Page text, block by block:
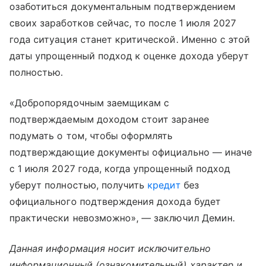
озаботиться документальным подтверждением
своих заработков сейчас, то после 1 июля 2027
года ситуация станет критической. Именно с этой
даты упрощенный подход к оценке дохода уберут
полностью.
«Добропорядочным заемщикам с
подтверждаемым доходом стоит заранее
подумать о том, чтобы оформлять
подтверждающие документы официально — иначе
с 1 июля 2027 года, когда упрощенный подход
уберут полностью, получить кредит без
официального подтверждения дохода будет
практически невозможно», — заключил Демин.
Данная информация носит исключительно